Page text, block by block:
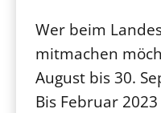
Wer beim
mitmachen
August bis 30.
Bis Februar